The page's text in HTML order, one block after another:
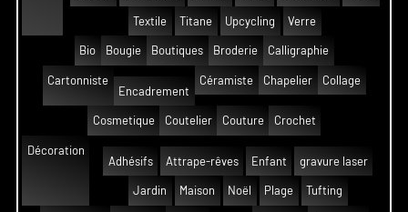
Textile Titane Upcycling Verre
Bio Bougie Boutiques Broderie Calligraphie
Cartonniste
Encadrement
Céramiste Chapelier Collage
Cosmetique Coutelier Couture Crochet
Décoration
Adhésifs
Attrape-rêves Enfant gravure laser
Jardin Maison Noël Plage Tufting